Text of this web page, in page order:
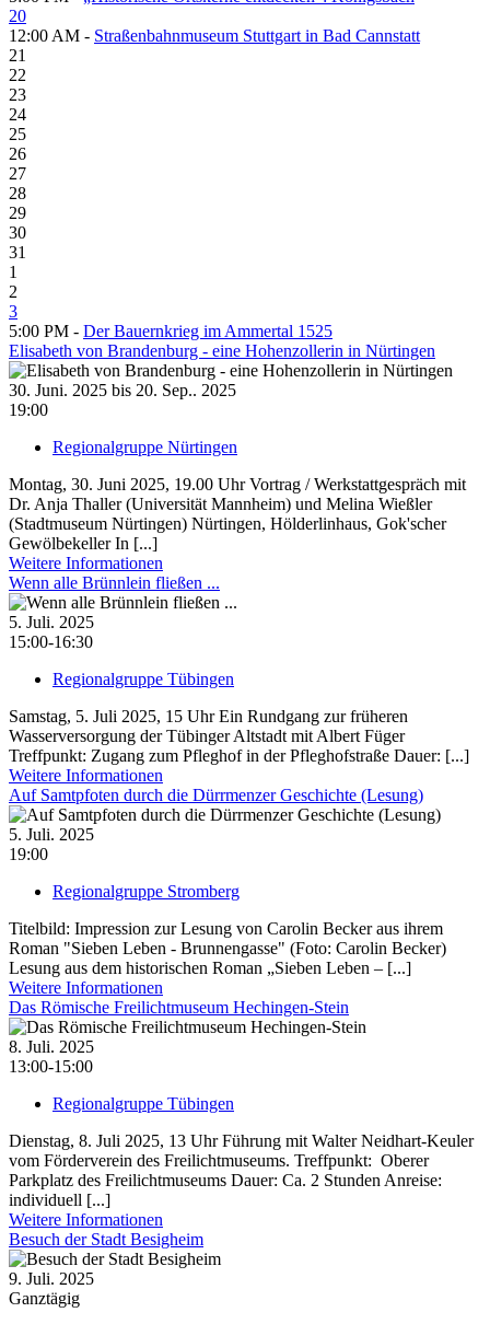
20
12:00 AM - Straßenbahnmuseum Stuttgart in Bad Cannstatt
21
22
23
24
25
26
27
28
29
30
31
1
2
3
5:00 PM - Der Bauernkrieg im Ammertal 1525
Elisabeth von Brandenburg - eine Hohenzollerin in Nürtingen
30. Juni. 2025 bis 20. Sep.. 2025
19:00
Regionalgruppe Nürtingen
Montag, 30. Juni 2025, 19.00 Uhr Vortrag / Werkstattgespräch mit
Dr. Anja Thaller (Universität Mannheim) und Melina Wießler
(Stadtmuseum Nürtingen) Nürtingen, Hölderlinhaus, Gok'scher
Gewölbekeller In [...]
Weitere Informationen
Wenn alle Brünnlein fließen ...
5. Juli. 2025
15:00-16:30
Regionalgruppe Tübingen
Samstag, 5. Juli 2025, 15 Uhr Ein Rundgang zur früheren
Wasserversorgung der Tübinger Altstadt mit Albert Füger
Treffpunkt: Zugang zum Pfleghof in der Pfleghofstraße Dauer: [...]
Weitere Informationen
Auf Samtpfoten durch die Dürrmenzer Geschichte (Lesung)
5. Juli. 2025
19:00
Regionalgruppe Stromberg
Titelbild: Impression zur Lesung von Carolin Becker aus ihrem
Roman "Sieben Leben - Brunnengasse" (Foto: Carolin Becker)
Lesung aus dem historischen Roman „Sieben Leben – [...]
Weitere Informationen
Das Römische Freilichtmuseum Hechingen-Stein
8. Juli. 2025
13:00-15:00
Regionalgruppe Tübingen
Dienstag, 8. Juli 2025, 13 Uhr Führung mit Walter Neidhart-Keuler
vom Förderverein des Freilichtmuseums. Treffpunkt: Oberer
Parkplatz des Freilichtmuseums Dauer: Ca. 2 Stunden Anreise:
individuell [...]
Weitere Informationen
Besuch der Stadt Besigheim
9. Juli. 2025
Ganztägig